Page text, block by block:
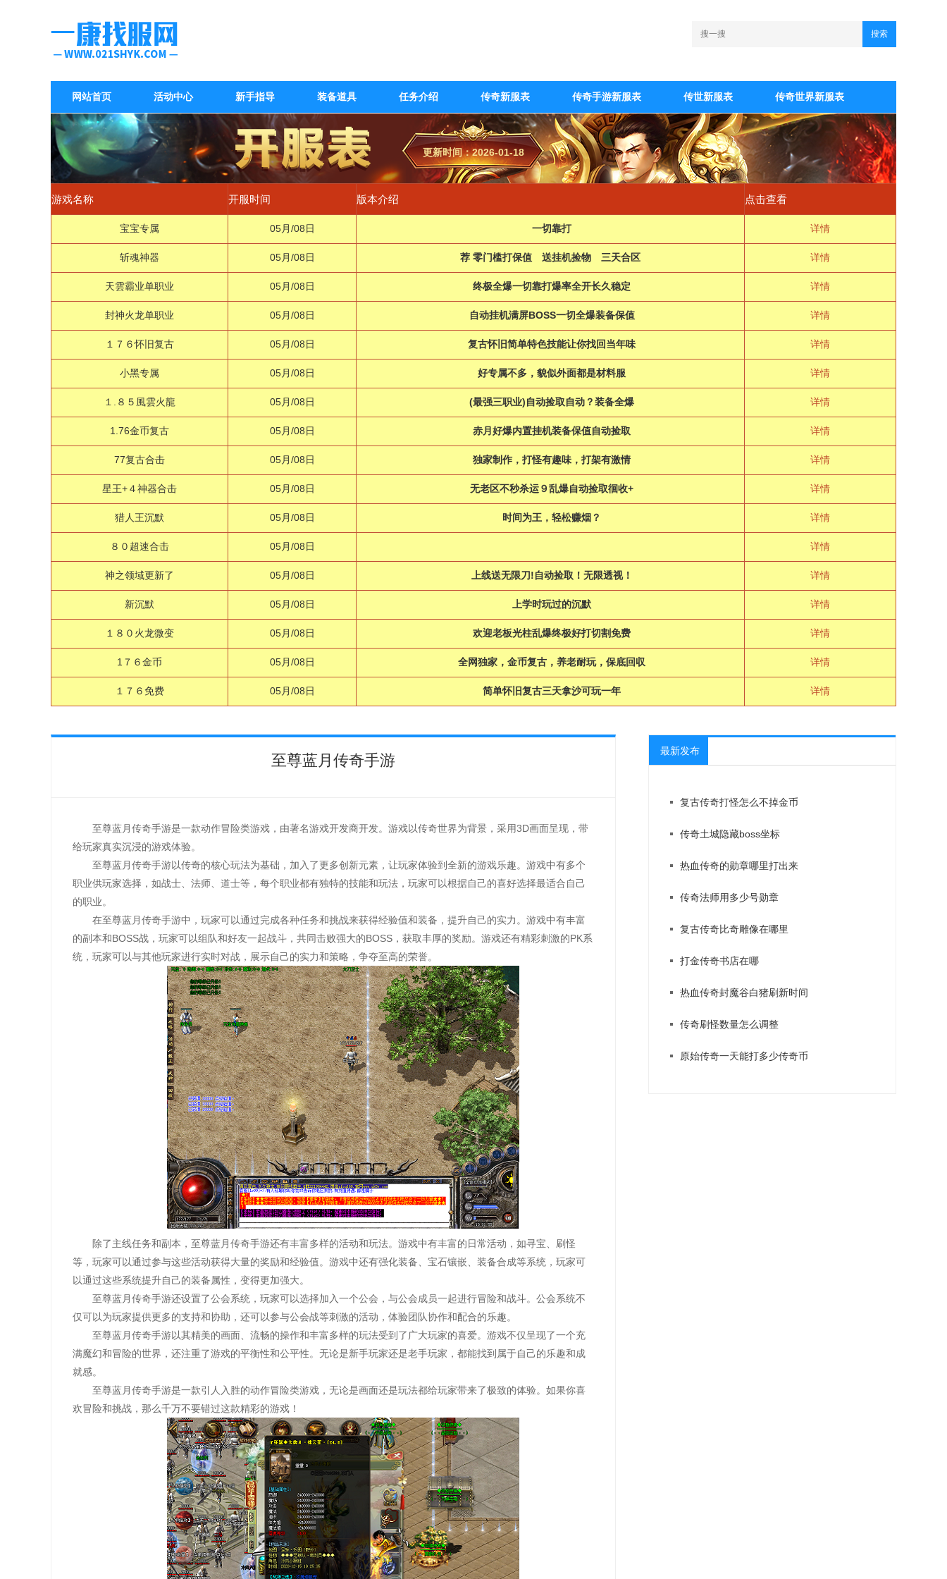
搜索
网站首页 活动中心 新手指导 装备道具 任务介绍 传奇新服表 传奇手游新服表 传世新服表 传奇世界新服表
更新时间：2026-01-18
游戏名称 开服时间 版本介绍 点击查看
宝宝专属 05月/08日 一切靠打 详情
斩魂神器 05月/08日 荐 零门槛打保值 送挂机捡物 三天合区 详情
天雲霸业单职业 05月/08日 终极全爆一切靠打爆率全开长久稳定 详情
封神火龙单职业 05月/08日 自动挂机满屏BOSS一切全爆装备保值 详情
１７６怀旧复古 05月/08日 复古怀旧简单特色技能让你找回当年味 详情
小黑专属 05月/08日 好专属不多，貌似外面都是材料服 详情
１.８５風雲火龍 05月/08日 (最强三职业)自动捡取自动？装备全爆 详情
1.76金币复古 05月/08日 赤月好爆内置挂机装备保值自动捡取 详情
77复古合击 05月/08日 独家制作，打怪有趣味，打架有激情 详情
星王+４神器合击 05月/08日 无老区不秒杀运９乱爆自动捡取徊收+ 详情
猎人王沉默 05月/08日 时间为王，轻松赚烟？ 详情
８０超速合击 05月/08日 详情
神之领域更新了 05月/08日 上线送无限刀!自动捡取！无限透视！ 详情
新沉默 05月/08日 上学时玩过的沉默 详情
１８０火龙微变 05月/08日 欢迎老板光柱乱爆终极好打切割免费 详情
1７６金币 05月/08日 全网独家，金币复古，养老耐玩，保底回収 详情
１７６免费 05月/08日 简单怀旧复古三天拿沙可玩一年 详情
至尊蓝月传奇手游
至尊蓝月传奇手游是一款动作冒险类游戏，由著名游戏开发商开发。游戏以传奇世界为背景，采用3D画面呈现，带
给玩家真实沉浸的游戏体验。
至尊蓝月传奇手游以传奇的核心玩法为基础，加入了更多创新元素，让玩家体验到全新的游戏乐趣。游戏中有多个
职业供玩家选择，如战士、法师、道士等，每个职业都有独特的技能和玩法，玩家可以根据自己的喜好选择最适合自己
的职业。
在至尊蓝月传奇手游中，玩家可以通过完成各种任务和挑战来获得经验值和装备，提升自己的实力。游戏中有丰富
的副本和BOSS战，玩家可以组队和好友一起战斗，共同击败强大的BOSS，获取丰厚的奖励。游戏还有精彩刺激的PK系
统，玩家可以与其他玩家进行实时对战，展示自己的实力和策略，争夺至高的荣誉。
除了主线任务和副本，至尊蓝月传奇手游还有丰富多样的活动和玩法。游戏中有丰富的日常活动，如寻宝、刷怪
等，玩家可以通过参与这些活动获得大量的奖励和经验值。游戏中还有强化装备、宝石镶嵌、装备合成等系统，玩家可
以通过这些系统提升自己的装备属性，变得更加强大。
至尊蓝月传奇手游还设置了公会系统，玩家可以选择加入一个公会，与公会成员一起进行冒险和战斗。公会系统不
仅可以为玩家提供更多的支持和协助，还可以参与公会战等刺激的活动，体验团队协作和配合的乐趣。
至尊蓝月传奇手游以其精美的画面、流畅的操作和丰富多样的玩法受到了广大玩家的喜爱。游戏不仅呈现了一个充
满魔幻和冒险的世界，还注重了游戏的平衡性和公平性。无论是新手玩家还是老手玩家，都能找到属于自己的乐趣和成
就感。
至尊蓝月传奇手游是一款引人入胜的动作冒险类游戏，无论是画面还是玩法都给玩家带来了极致的体验。如果你喜
欢冒险和挑战，那么千万不要错过这款精彩的游戏！
最新发布
复古传奇打怪怎么不掉金币
传奇土城隐藏boss坐标
热血传奇的勋章哪里打出来
传奇法师用多少号勋章
复古传奇比奇雕像在哪里
打金传奇书店在哪
热血传奇封魔谷白猪刷新时间
传奇刷怪数量怎么调整
原始传奇一天能打多少传奇币